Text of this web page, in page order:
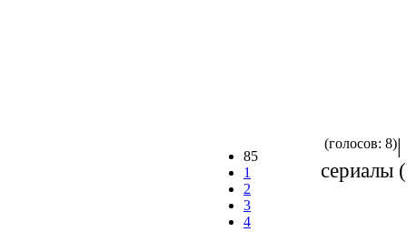
85
1
2
3
4
(голосов: 8)|
сериалы